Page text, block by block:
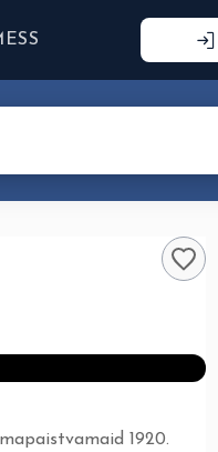
1920.